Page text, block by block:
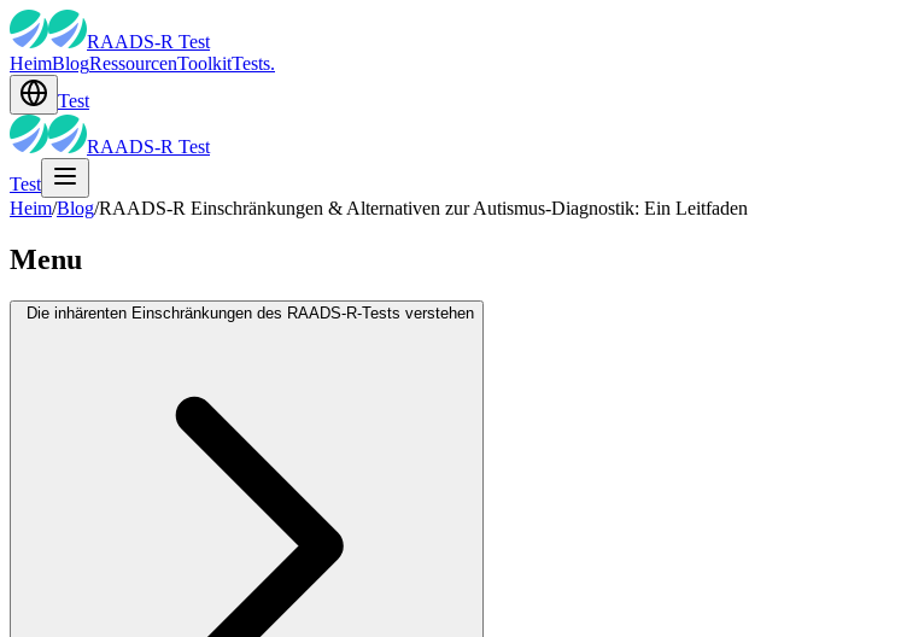
RAADS-R Test
HeimBlogRessourcenToolkitTests.
Test
RAADS-R Test
Test
Heim/Blog/RAADS-R Einschränkungen & Alternativen zur Autismus-Diagnostik: Ein Leitfaden
Menu
Die inhärenten Einschränkungen des RAADS-R-Tests verstehen